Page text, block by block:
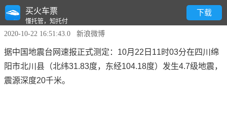
买火车票
懂托管，知托付
下载
四川北川4.7级地震
2020-10-22 16:51:43.0 新浪微博
据中国地震台网速报正式测定：10月22日11时03分在四川绵
阳市北川县（北纬31.83度，东经104.18度）发生4.7级地震，
震源深度20千米。